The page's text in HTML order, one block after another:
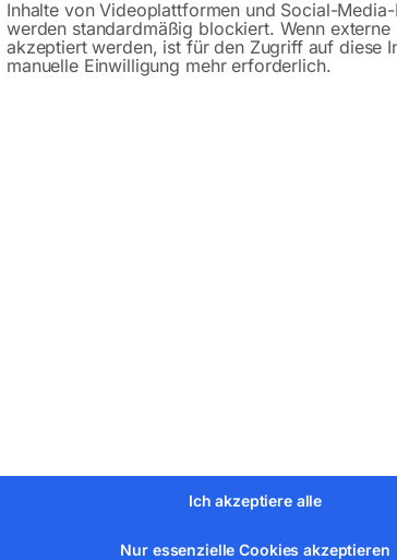
Inhalte von Videoplattformen und Social-
werden standardmäßig blockiert. Wenn externe
akzeptiert werden, ist für den Zugriff auf diese
manuelle Einwilligung mehr erforderlich.
Ich akzeptiere alle
Nur essenzielle Cookies akzeptieren